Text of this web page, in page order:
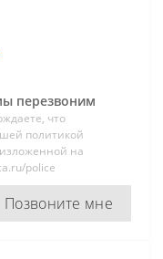
перезвоним
что
политикой
на
police
Позвоните мне